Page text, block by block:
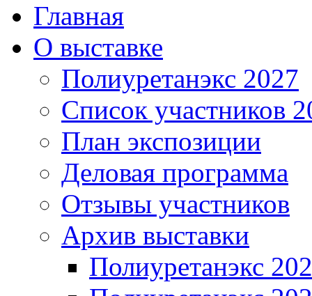
Главная
О выставке
Полиуретанэкс 2027
Список участников
План экспозиции
Деловая программа
Отзывы участников
Архив выставки
Полиуретанэкс